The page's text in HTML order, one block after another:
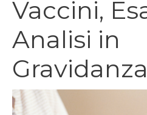
Vaccini,
Analisi in
Gravidanza